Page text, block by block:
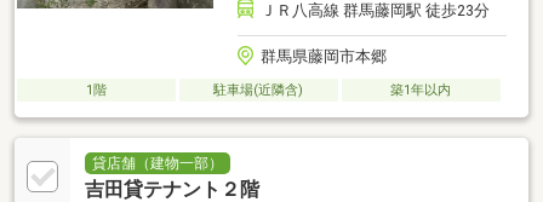
ＪＲ八高線 群馬藤岡駅 徒歩23分
群馬県藤岡市本郷
1階 駐車場(近隣含) 築1年以内
貸店舗（建物一部）
吉田貸テナント２階